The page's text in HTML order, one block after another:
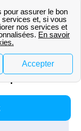
ou de
le
situations
logement à